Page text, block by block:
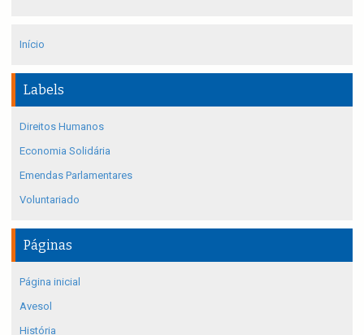
Início
Labels
Direitos Humanos
Economia Solidária
Emendas Parlamentares
Voluntariado
Páginas
Página inicial
Avesol
História